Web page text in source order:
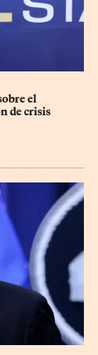
el
de crisis